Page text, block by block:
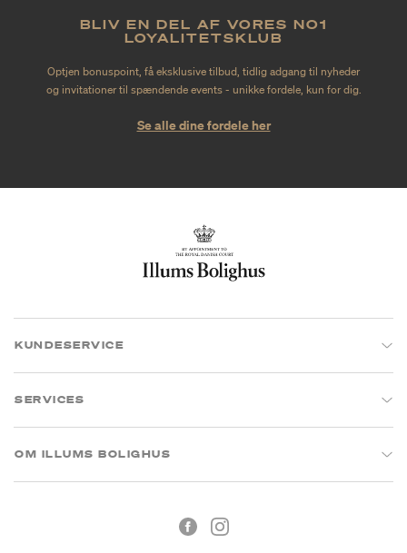
BLIV EN DEL AF VORES NO1
LOYALITETSKLUB
Optjen bonuspoint, få eksklusive tilbud, tidlig adgang til nyheder
og invitationer til spændende events - unikke fordele, kun for dig.
Se alle dine fordele her
KUNDESERVICE
SERVICES
OM ILLUMS BOLIGHUS